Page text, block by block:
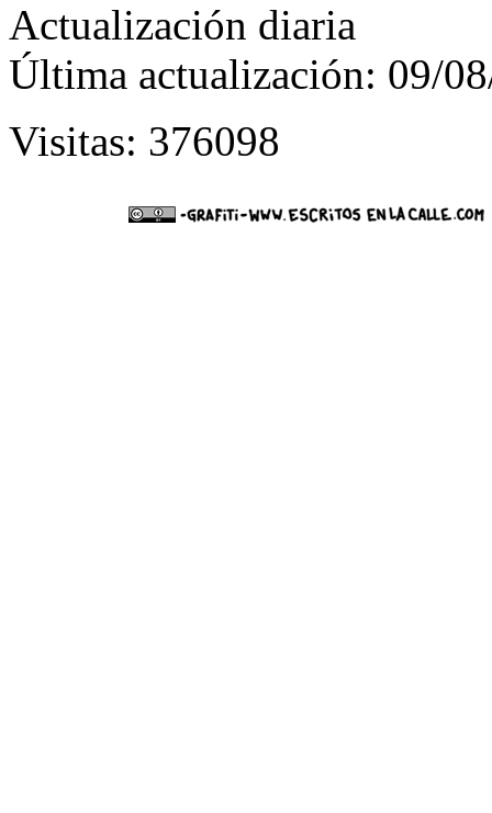
Actualización diaria
Última actualización: 09/
Visitas: 376098